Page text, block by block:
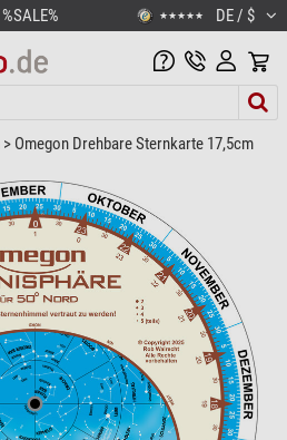
%SALE% ★★★★★ DE / $
> Omegon Drehbare Sternkarte 17,5cm